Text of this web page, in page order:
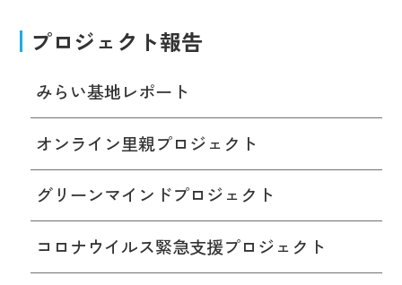
プロジェクト報告
みらい基地レポート
オンライン里親プロジェクト
グリーンマインドプロジェクト
コロナウイルス緊急支援プロジェクト